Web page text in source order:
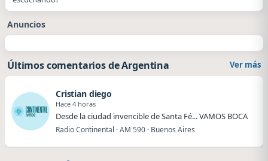
Anuncios
Últimos comentarios de Argentina Ver más
Cristian diego
Hace 4 horas
Desde la ciudad invencible de Santa Fé... VAMOS BOCA
Radio Continental · AM 590 · Buenos Aires